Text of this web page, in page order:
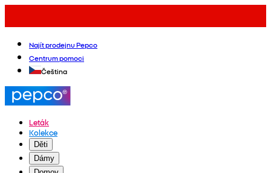
Najít prodejnu Pepco
Centrum pomoci
Čeština
Leták
Kolekce
Děti
Dámy